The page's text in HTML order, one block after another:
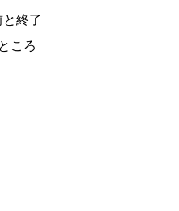
終了
ころ